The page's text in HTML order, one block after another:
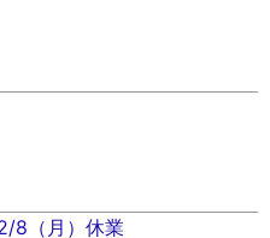
8（月）休業